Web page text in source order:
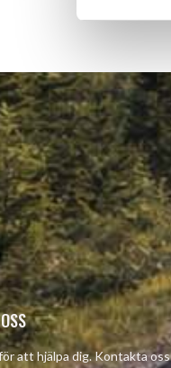
s
l
att hjälpa dig. Kontakta